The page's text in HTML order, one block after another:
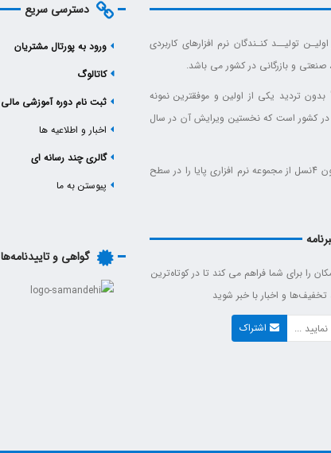
اولیـن تولیــد کنـندگان نرم افزارهای کاربردی
صنعتی و بازرگانی در کشور می باشد.
بدون تردید یکی از اولین و موفقترین نمونه
در کشور است که نخستین ویرایش آن در سال
شرکت الگوریتم پویا تا کنون 4نسل از مجموعه نرم افزاری پایا را در سطح
را برای شما فراهم می کند تا در کوتاه‌ترین
و اخبار با خبر شوید
اشتراک
دسترسی سریع
ورود به پورتال مشتریان
کاتالوگ
ثبت نام دوره آموزشی مالی
اخبار و اطلاعیه ها
گالری چند رسانه ای
پیوستن به ما
گواهی و تاییدنامه‌ها